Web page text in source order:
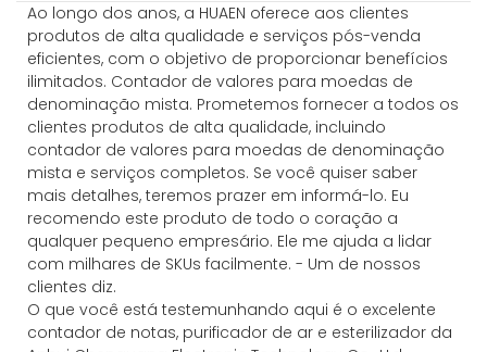
Ao longo dos anos, a HUAEN oferece aos clientes
produtos de alta qualidade e serviços pós-venda
eficientes, com o objetivo de proporcionar benefícios
ilimitados. Contador de valores para moedas de
denominação mista. Prometemos fornecer a todos os
clientes produtos de alta qualidade, incluindo
contador de valores para moedas de denominação
mista e serviços completos. Se você quiser saber
mais detalhes, teremos prazer em informá-lo. Eu
recomendo este produto de todo o coração a
qualquer pequeno empresário. Ele me ajuda a lidar
com milhares de SKUs facilmente. - Um de nossos
clientes diz.
O que você está testemunhando aqui é o excelente
contador de notas, purificador de ar e esterilizador da